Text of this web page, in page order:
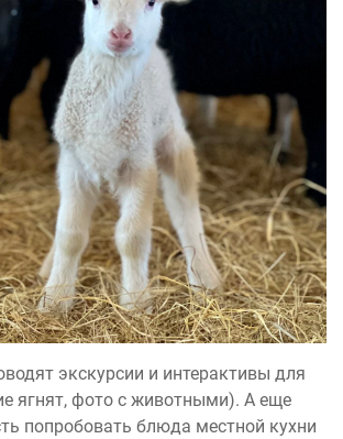
экскурсии и интерактивы для
ягнят, фото с животными). А еще
попробовать блюда местной кухни